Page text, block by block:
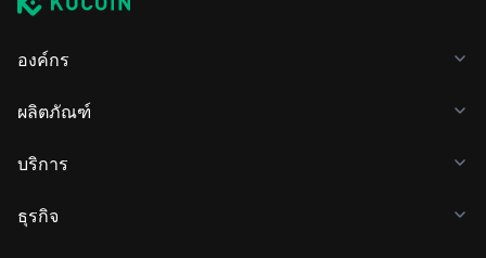
องค์กร
ผลิตภัณฑ์
บริการ
ธุรกิจ